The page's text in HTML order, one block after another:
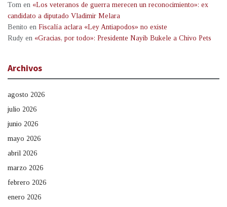
Tom en «Los veteranos de guerra merecen un reconocimiento»: ex
candidato a diputado Vladimir Melara
Benito en Fiscalía aclara «Ley Antiapodos» no existe
Rudy en «Gracias, por todo»: Presidente Nayib Bukele a Chivo Pets
Archivos
agosto 2026
julio 2026
junio 2026
mayo 2026
abril 2026
marzo 2026
febrero 2026
enero 2026